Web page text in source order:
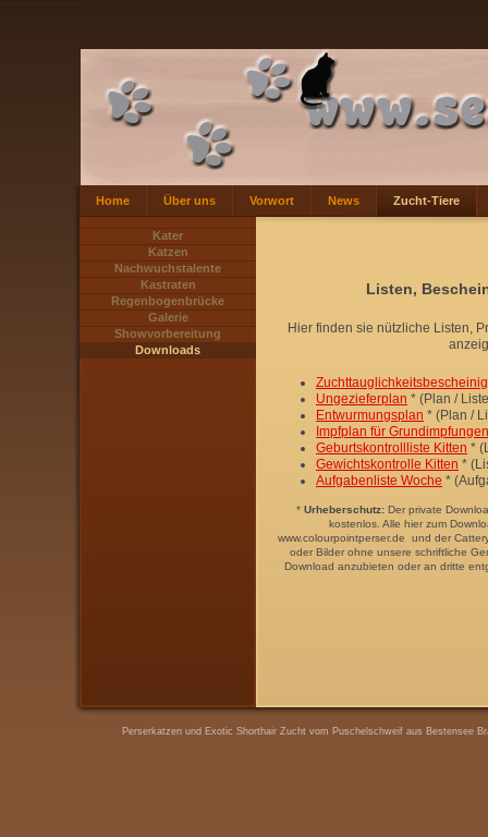
Home Über uns Vorwort News Zucht-Tiere
Kater
Katzen
Nachwuchstalente
Kastraten
Regenbogenbrücke
Galerie
Showvorbereitung
Downloads
Listen,
Hier finden sie nützliche Listen,
Ungezieferplan * (Plan /
Entwurmungsplan * (Plan /
Impfplan für Grundimpfungen
Geburtskontrollliste Kitten *
Gewichtskontrolle Kitten *
Aufgabenliste Woche *
* Urheberschutz: Der private
kostenlos. Alle hier zum
www.colourpointperser.de und der
oder Bilder ohne unsere schriftliche
Download anzubieten oder an dritte
Perserkatzen und Exotic Shorthair Zucht vom Puschelschweif aus Bestensee